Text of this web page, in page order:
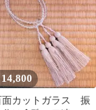
14,800
面カットガラス 振